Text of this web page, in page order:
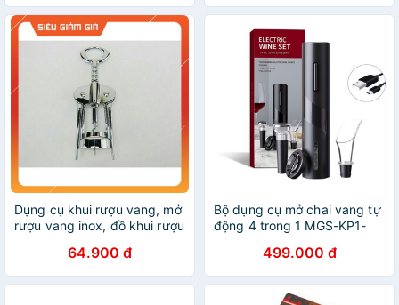
Dụng cụ khui rượu vang, mở
rượu vang inox, đồ khui rượu
64.900 đ
Bộ dụng cụ mở chai vang tự
động 4 trong 1 MGS-KP1-
499.000 đ